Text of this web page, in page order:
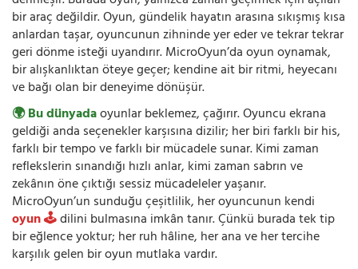
bir araç değildir. Oyun, gündelik hayatın arasına sıkışmış kısa
anlardan taşar, oyuncunun zihninde yer eder ve tekrar tekrar
geri dönme isteği uyandırır. MicroOyun’da oyun oynamak,
bir alışkanlıktan öteye geçer; kendine ait bir ritmi, heyecanı
ve bağı olan bir deneyime dönüşür.
🌍 Bu dünyadaoyunlar beklemez, çağırır. Oyuncu ekrana
geldiği anda seçenekler karşısına dizilir; her biri farklı bir his,
farklı bir tempo ve farklı bir mücadele sunar. Kimi zaman
reflekslerin sınandığı hızlı anlar, kimi zaman sabrın ve
zekânın öne çıktığı sessiz mücadeleler yaşanır.
MicroOyun’un sunduğu çeşitlilik, her oyuncunun kendi
oyun 🕹️dilini bulmasına imkân tanır. Çünkü burada tek tip
bir eğlence yoktur; her ruh hâline, her ana ve her tercihe
karşılık gelen bir oyun mutlaka vardır.